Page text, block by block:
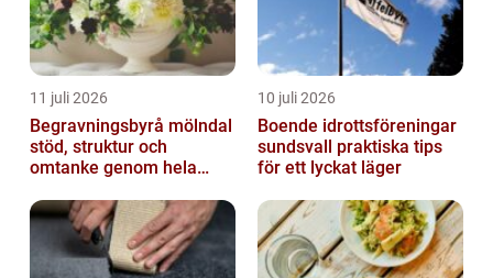
11 juli 2026
Begravningsbyrå mölndal
stöd, struktur och
omtanke genom hela
10 juli 2026
Boende idrottsföreningar
sundsvall praktiska tips
för ett lyckat läger